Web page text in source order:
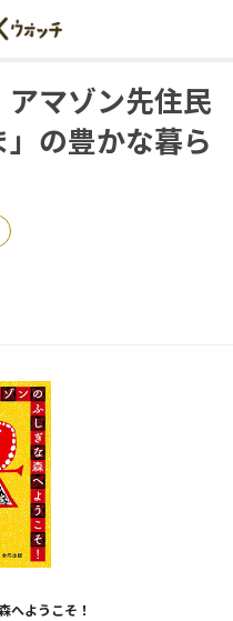
マゾン先住民
の豊かな暮ら
へようこそ！